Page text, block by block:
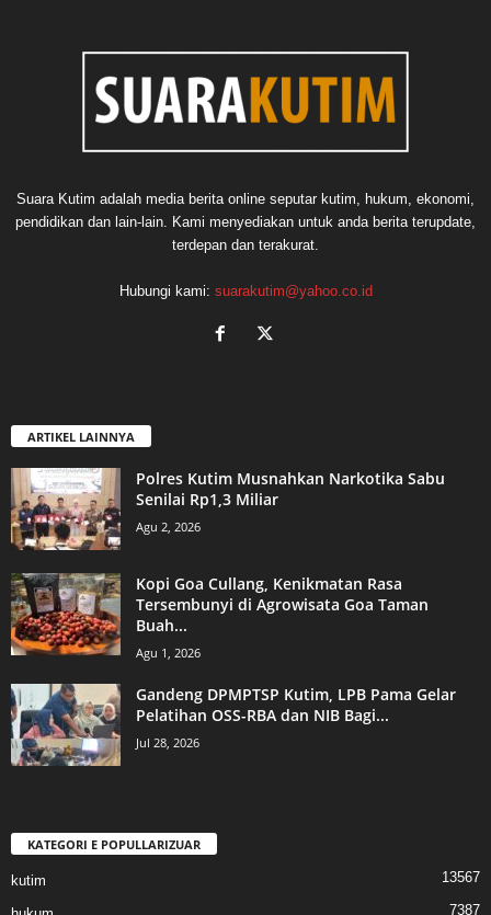
Suara Kutim adalah media berita online seputar kutim, hukum, ekonomi,
pendidikan dan lain-lain. Kami menyediakan untuk anda berita terupdate,
terdepan dan terakurat.
Hubungi kami: suarakutim@yahoo.co.id
ARTIKEL LAINNYA
Polres Kutim Musnahkan Narkotika Sabu
Senilai Rp1,3 Miliar
Agu 2, 2026
Kopi Goa Cullang, Kenikmatan Rasa
Tersembunyi di Agrowisata Goa Taman
Buah...
Agu 1, 2026
Gandeng DPMPTSP Kutim, LPB Pama Gelar
Pelatihan OSS-RBA dan NIB Bagi...
Jul 28, 2026
KATEGORI E POPULLARIZUAR
kutim 13567
7387